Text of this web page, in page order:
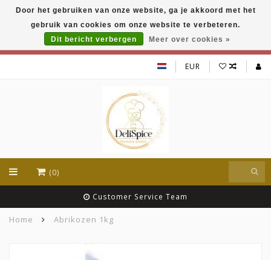
DeliSpice is your online Indian grocery shop with
exclusive brands like Daawat, Suhana, DeliSpice
and many more !!!
EUR
(0)
Customer Service Team
Home Abrikozen 1kg
Door het gebruiken van onze website, ga je akkoord met het
gebruik van cookies om onze website te verbeteren.
Dit bericht verbergen
Meer over cookies »